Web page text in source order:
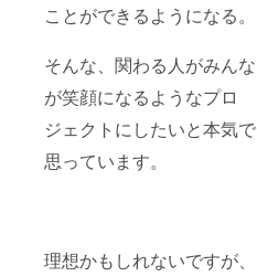
ことができるようになる。
そんな、関わる人がみんな
が笑顔になるようなプロ
ジェクトにしたいと本気で
思っています。
理想かもしれないですが、